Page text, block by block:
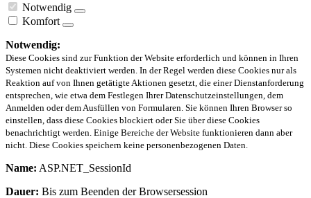
Notwendig
Komfort
Notwendig:
Diese Cookies sind zur Funktion der Website erforderlich und können in Ihren
Systemen nicht deaktiviert werden. In der Regel werden diese Cookies nur als
Reaktion auf von Ihnen getätigte Aktionen gesetzt, die einer Dienstanforderung
entsprechen, wie etwa dem Festlegen Ihrer Datenschutzeinstellungen, dem
Anmelden oder dem Ausfüllen von Formularen. Sie können Ihren Browser so
einstellen, dass diese Cookies blockiert oder Sie über diese Cookies
benachrichtigt werden. Einige Bereiche der Website funktionieren dann aber
nicht. Diese Cookies speichern keine personenbezogenen Daten.
Name: ASP.NET_SessionId
Dauer: Bis zum Beenden der Browsersession